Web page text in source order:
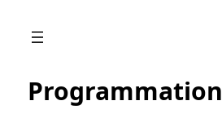
Programmation